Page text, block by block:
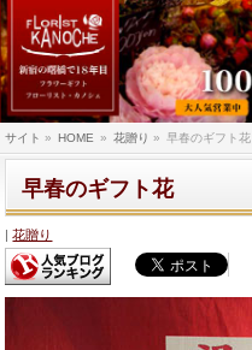
サイト » HOME » 花贈り » 早春のギフト花
早春のギフト花
花贈り